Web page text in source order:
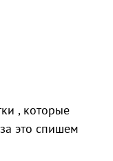
, которые
это спишем